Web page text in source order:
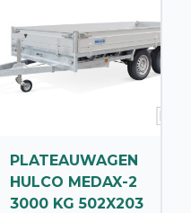
PLATEAUWAGEN
HULCO MEDAX-2
3000 KG 502X203